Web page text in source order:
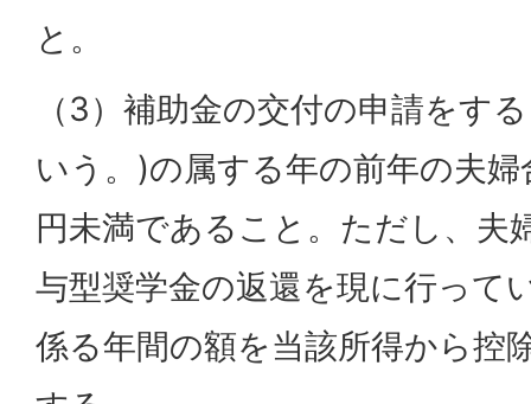
と。
（3）補助金の交付の申請をす
いう。)の属する年の前年の夫
円未満であること。ただし、夫
与型奨学金の返還を現に行って
係る年間の額を当該所得から控